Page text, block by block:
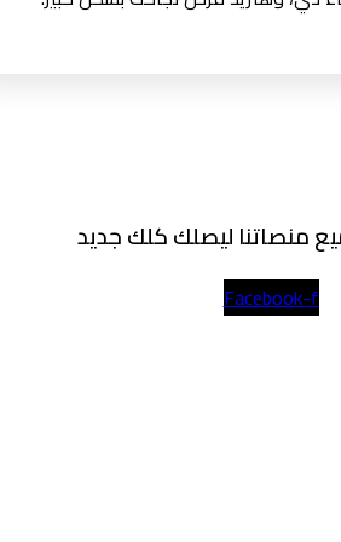
منصاتنا ليصلك كلك جديد
Facebook-f